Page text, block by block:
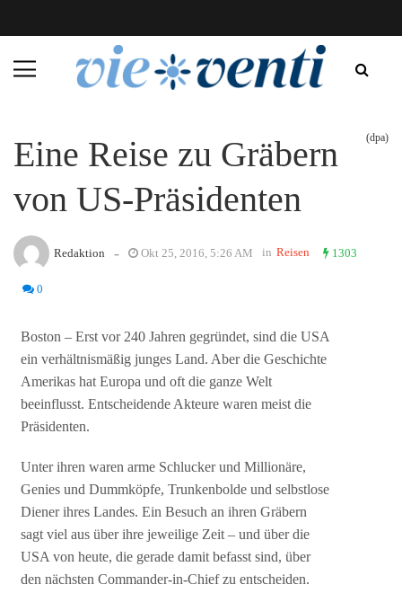
Eine Reise zu Gräbern
von US-Präsidenten
(dpa)
Redaktion - Okt 25, 2016, 5:26 AM in Reisen 1303
0
Boston – Erst vor 240 Jahren gegründet, sind die USA
ein verhältnismäßig junges Land. Aber die Geschichte
Amerikas hat Europa und oft die ganze Welt
beeinflusst. Entscheidende Akteure waren meist die
Präsidenten.
Unter ihren waren arme Schlucker und Millionäre,
Genies und Dummköpfe, Trunkenbolde und selbstlose
Diener ihres Landes. Ein Besuch an ihren Gräbern
sagt viel aus über ihre jeweilige Zeit – und über die
USA von heute, die gerade damit befasst sind, über
den nächsten Commander-in-Chief zu entscheiden.